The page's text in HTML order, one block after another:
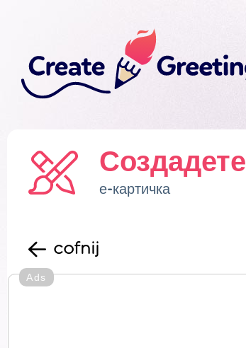
Создадете
е-картичка
cofnij
Ads